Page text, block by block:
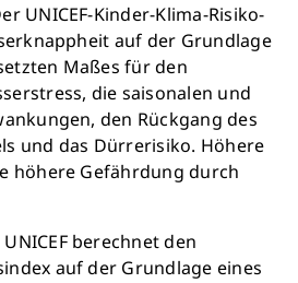
UNICEF-Kinder-Klima-Risiko-
auf der Grundlage
Maßes für den
die saisonalen und
den Rückgang des
und das Dürrerisiko. Höhere
höhere Gefährdung durch
berechnet den
auf der Grundlage eines